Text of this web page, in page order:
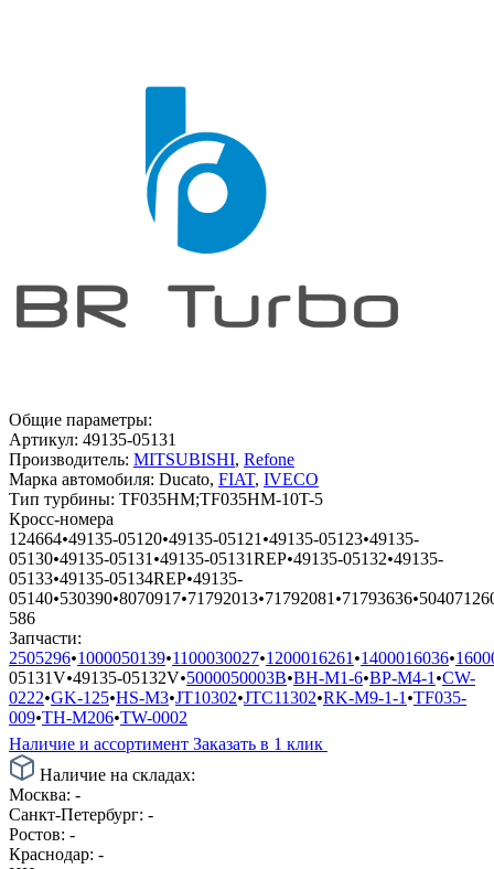
Общие параметры:
Артикул: 49135-05131
Производитель: MITSUBISHI, Refone
Марка автомобиля: Ducato, FIAT, IVECO
Тип турбины: TF035HM;TF035HM-10T-5
Кросс-номера
124664•49135-05120•49135-05121 •49135-05123•49135-
05130•49135-05131 •49135-05131REP•49135-05132•49135-
05133•49135-05134REP•49135-
05140•530390•8070917•71792013•71792081 •71793636•
586
Запчасти:
2505296•1000050139•1100030027•1200016261 •1400016036•
05131V•49135-05132V•5000050003B•BH-M1-6•BP-M4-1 •CW-
0222•GK-125•HS-M3•JT10302•JTC11302•RK-M9-1-1 •TF035-
009•TH-M206•TW-0002
Наличие и ассортимент Заказать в 1 клик
Наличие на складах:
Москва: -
Санкт-Петербург: -
Ростов: -
Краснодар: -